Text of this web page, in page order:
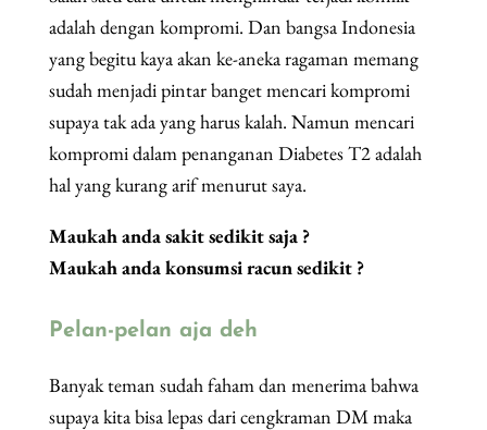
adalah dengan kompromi. Dan bangsa Indonesia
yang begitu kaya akan ke-aneka ragaman memang
sudah menjadi pintar banget mencari kompromi
supaya tak ada yang harus kalah. Namun mencari
kompromi dalam penanganan Diabetes T2 adalah
hal yang kurang arif menurut saya.
Maukah anda sakit sedikit saja ?
Maukah anda konsumsi racun sedikit ?
Pelan-pelan aja deh
Banyak teman sudah faham dan menerima bahwa
supaya kita bisa lepas dari cengkraman DM maka